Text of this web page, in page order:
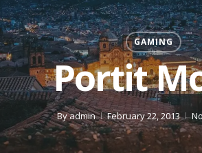
GAMING
Portit
Byadmin February 22, 2013